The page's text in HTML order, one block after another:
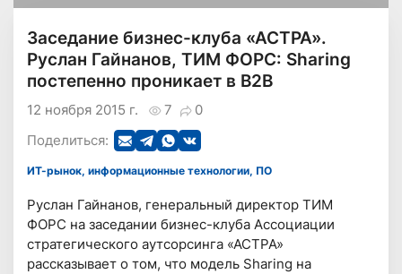
Заседание бизнес-клуба «АСТРА».
Руслан Гайнанов, ТИМ ФОРС: Sharing
постепенно проникает в B2B
7 0
12 ноября 2015 г.
Поделиться:
ИТ-рынок, информационные технологии, ПО
Руслан Гайнанов, генеральный директор ТИМ
ФОРС на заседании бизнес-клуба Ассоциации
стратегического аутсорсинга «АСТРА»
рассказывает о том, что модель Sharing на